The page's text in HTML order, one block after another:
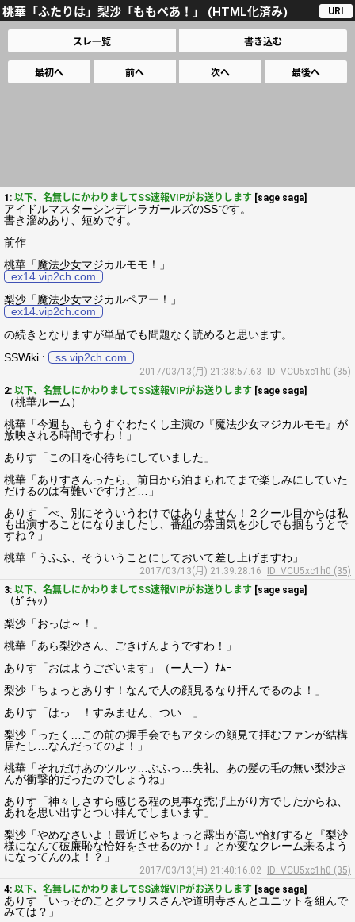
桃華「ふたりは」梨沙「ももぺあ！」 (HTML化済み) URI
スレ一覧 書き込む
最初へ 前へ 次へ 最後へ
1: 以下、名無しにかわりましてSS速報VIPがお送りします [sage saga]
アイドルマスターシンデレラガールズのSSです。
書き溜めあり、短めです。
前作
桃華「魔法少女マジカルモモ！」
ex14.vip2ch.com
梨沙「魔法少女マジカルペアー！」
ex14.vip2ch.com
の続きとなりますが単品でも問題なく読めると思います。
SSWiki :
ss.vip2ch.com
2017/03/13(月) 21:38:57.63
ID: VCU5xc1h0 (35)
2: 以下、名無しにかわりましてSS速報VIPがお送りします [sage saga]
（桃華ルーム）
桃華「今週も、もうすぐわたくし主演の『魔法少女マジカルモモ』が
放映される時間ですわ！」
ありす「この日を心待ちにしていました」
桃華「ありすさんったら、前日から泊まられてまで楽しみにしていた
だけるのは有難いですけど…」
ありす「べ、別にそういうわけではありません！２クール目からは私
も出演することになりましたし、番組の雰囲気を少しでも掴もうとで
すね？」
桃華「うふふ、そういうことにしておいて差し上げますわ」
2017/03/13(月) 21:39:28.16
ID: VCU5xc1h0 (35)
3: 以下、名無しにかわりましてSS速報VIPがお送りします [sage saga]
（ｶﾞﾁｬｯ）
梨沙「おっは～！」
桃華「あら梨沙さん、ごきげんようですわ！」
ありす「おはようございます」（ー人ー）ﾅﾑｰ
梨沙「ちょっとありす！なんで人の顔見るなり拝んでるのよ！」
ありす「はっ…！すみません、つい…」
梨沙「ったく…この前の握手会でもアタシの顔見て拝むファンが結構
居たし…なんだってのよ！」
桃華「それだけあのツルッ…ぶふっ…失礼、あの髪の毛の無い梨沙さ
んが衝撃的だったのでしょうね」
ありす「神々しさすら感じる程の見事な禿げ上がり方でしたからね、
あれを思い出すとつい拝んでしまいます」
梨沙「やめなさいよ！最近じゃちょっと露出が高い恰好すると『梨沙
様になんて破廉恥な恰好をさせるのか！』とか変なクレーム来るよう
になってんのよ！？」
2017/03/13(月) 21:40:16.02
ID: VCU5xc1h0 (35)
4: 以下、名無しにかわりましてSS速報VIPがお送りします [sage saga]
ありす「いっそのことクラリスさんや道明寺さんとユニットを組んで
みては？」